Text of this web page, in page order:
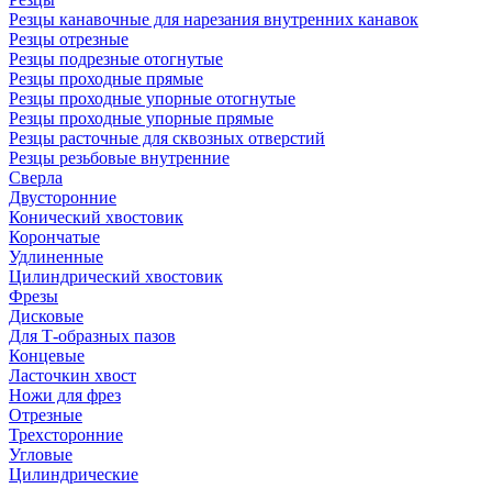
Резцы канавочные для нарезания внутренних канавок
Резцы отрезные
Резцы подрезные отогнутые
Резцы проходные прямые
Резцы проходные упорные отогнутые
Резцы проходные упорные прямые
Резцы расточные для сквозных отверстий
Резцы резьбовые внутренние
Сверла
Двусторонние
Конический хвостовик
Корончатые
Удлиненные
Цилиндрический хвостовик
Фрезы
Дисковые
Для Т-образных пазов
Концевые
Ласточкин хвост
Ножи для фрез
Отрезные
Трехсторонние
Угловые
Цилиндрические